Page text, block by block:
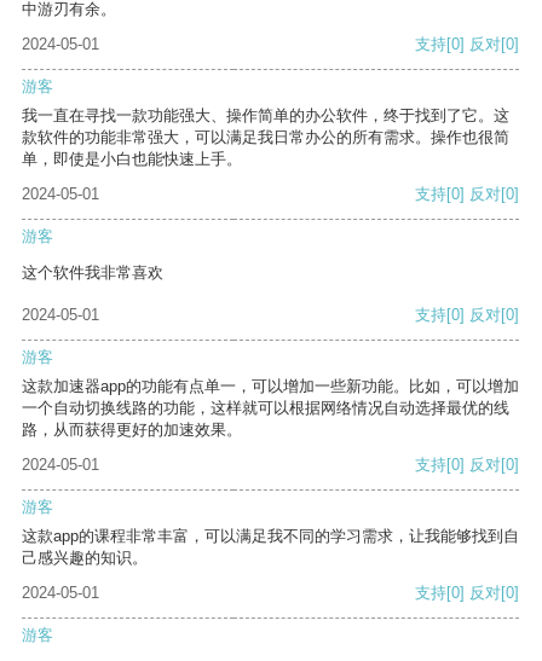
中游刃有余。
2024-05-01
支持[0] 反对[0]
游客
我一直在寻找一款功能强大、操作简单的办公软件，终于找到了它。这
款软件的功能非常强大，可以满足我日常办公的所有需求。操作也很简
单，即使是小白也能快速上手。
2024-05-01
支持[0] 反对[0]
游客
这个软件我非常喜欢
2024-05-01 支持[0] 反对[0]
游客
这款加速器app的功能有点单一，可以增加一些新功能。比如，可以增加
一个自动切换线路的功能，这样就可以根据网络情况自动选择最优的线
路，从而获得更好的加速效果。
2024-05-01
支持[0] 反对[0]
游客
这款app的课程非常丰富，可以满足我不同的学习需求，让我能够找到自
己感兴趣的知识。
2024-05-01
支持[0] 反对[0]
游客